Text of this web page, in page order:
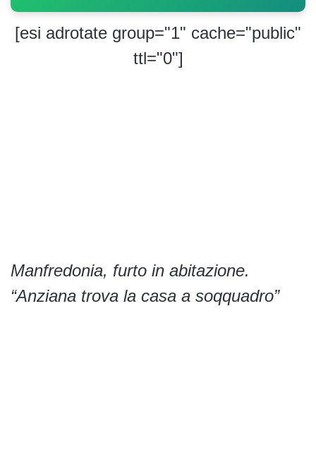
[esi adrotate group="1" cache="public"
ttl="0"]
Manfredonia, furto in abitazione.
“Anziana trova la casa a soqquadro”